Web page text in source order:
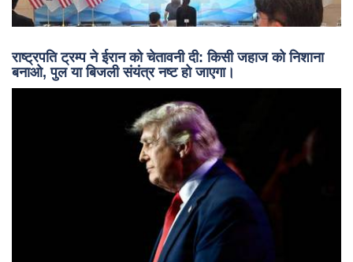
राष्ट्रपति ट्रम्प ने ईरान को चेतावनी दी: किसी जहाज को निशाना
बनाओ, पुल या बिजली संयंत्र नष्ट हो जाएगा।